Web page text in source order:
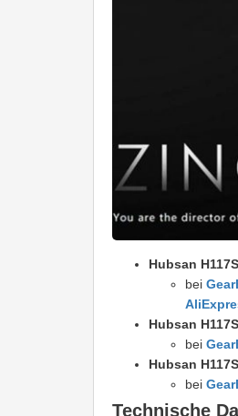
Hubsan
bei
Hubsan
bei
Hubsan
bei
Technische